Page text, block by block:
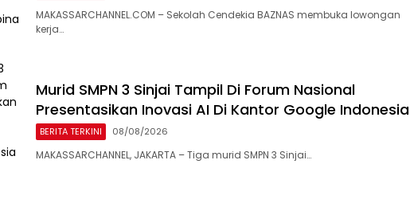
MAKASSARCHANNEL.COM – Sekolah Cendekia BAZNAS membuka lowongan
kerja…
Murid SMPN 3 Sinjai Tampil Di Forum Nasional
Presentasikan Inovasi AI Di Kantor Google Indonesia
BERITA TERKINI 08/08/2026
MAKASSARCHANNEL, JAKARTA – Tiga murid SMPN 3 Sinjai…